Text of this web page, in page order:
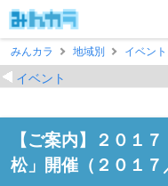
みんカラ
地域別 イベン
イベント
【ご案内】２０１
松」開催（２０１７